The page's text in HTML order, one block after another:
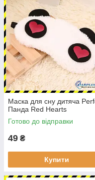
Маска для сну дитяча
Панда Red Hearts
Готово до відправки
49 ₴
Купити